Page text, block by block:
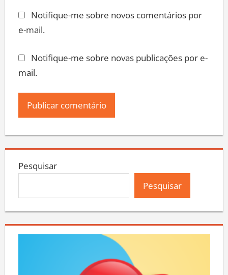
Notifique-me sobre novos comentários por
e-mail.
Notifique-me sobre novas publicações por e-
mail.
Pesquisar
Pesquisar